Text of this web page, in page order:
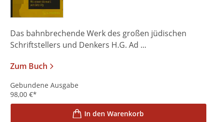
Das bahnbrechende Werk des großen jüdischen
Schriftstellers und Denkers H.G. Ad ...
Zum Buch
Gebundene Ausgabe
98,00 €*
In den Warenkorb